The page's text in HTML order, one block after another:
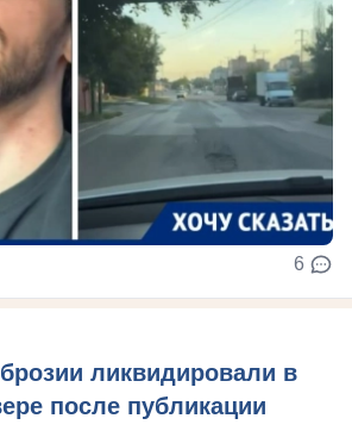
6
ликвидировали в
после публикации